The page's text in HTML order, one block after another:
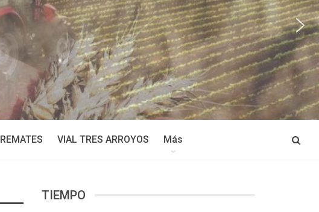
REMATES VIAL TRES ARROYOS Más
TIEMPO